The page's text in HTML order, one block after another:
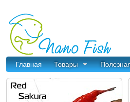
Главная Товары